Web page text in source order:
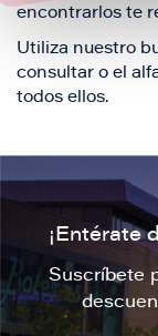
encontrarlos te
Utiliza nuestro
consultar o el
todos ellos.
¡Entérate
Suscríbete